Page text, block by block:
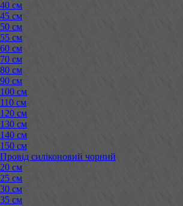
40 см
45 см
50 см
55 см
60 см
70 см
80 см
90 см
100 см
110 см
120 см
130 см
140 см
150 см
Провід силіконовий чорний
20 см
25 см
30 см
35 см